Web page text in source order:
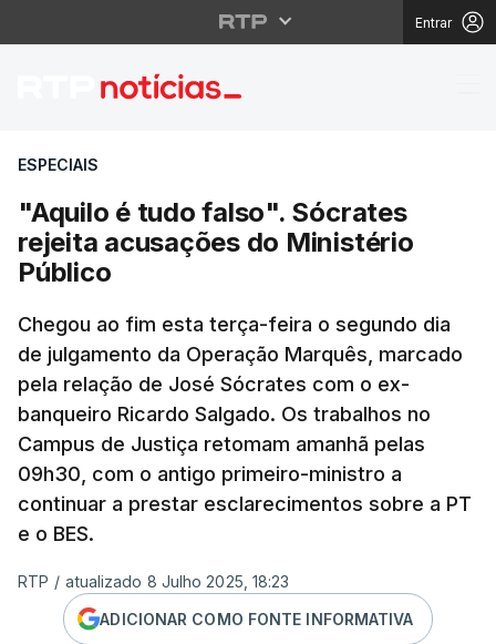
Entrar
"Aquilo é tudo falso".
ESPECIAIS
"Aquilo é tudo falso". Sócrates
rejeita acusações do Ministério
Público
Chegou ao fim esta terça-feira o segundo dia
de julgamento da Operação Marquês, marcado
pela relação de José Sócrates com o ex-
banqueiro Ricardo Salgado. Os trabalhos no
Campus de Justiça retomam amanhã pelas
09h30, com o antigo primeiro-ministro a
continuar a prestar esclarecimentos sobre a PT
e o BES.
RTP / atualizado 8 Julho 2025, 18:23
ADICIONAR COMO FONTE INFORMATIVA